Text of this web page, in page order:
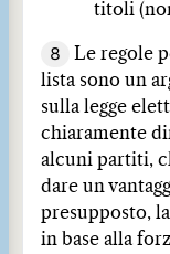
titoli
8
Le regole
lista sono un
sulla legge
chiaramente
alcuni partiti,
dare un
presupposto,
in base alla